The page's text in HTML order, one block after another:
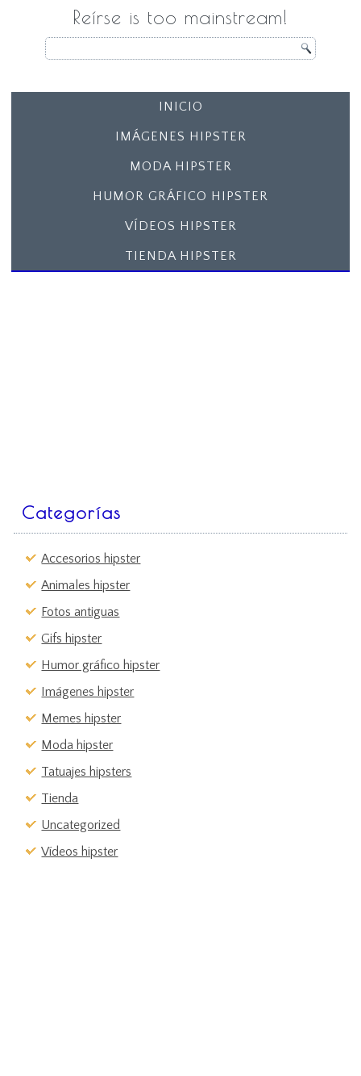
Reírse is too mainstream!
INICIO
IMÁGENES HIPSTER
MODA HIPSTER
HUMOR GRÁFICO HIPSTER
VÍDEOS HIPSTER
TIENDA HIPSTER
Categorías
Accesorios hipster
Animales hipster
Fotos antiguas
Gifs hipster
Humor gráfico hipster
Imágenes hipster
Memes hipster
Moda hipster
Tatuajes hipsters
Tienda
Uncategorized
Vídeos hipster